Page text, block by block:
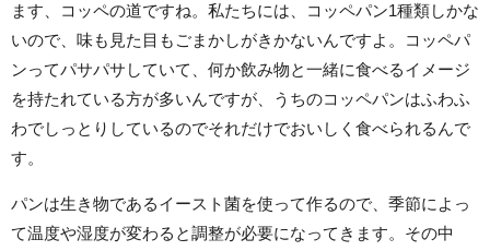
ます、コッペの道ですね。私たちには、コッペパン1種類しかな
いので、味も見た目もごまかしがきかないんですよ。コッペパ
ンってパサパサしていて、何か飲み物と一緒に食べるイメージ
を持たれている方が多いんですが、うちのコッペパンはふわふ
わでしっとりしているのでそれだけでおいしく食べられるんで
す。
パンは生き物であるイースト菌を使って作るので、季節によっ
て温度や湿度が変わると調整が必要になってきます。その中